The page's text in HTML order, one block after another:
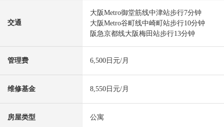
交通
大阪Metro御堂筋线中津站步行7分钟
大阪Metro谷町线中崎町站步行10分钟
阪急京都线大阪梅田站步行13分钟
管理费 6,500日元/月
维修基金 8,550日元/月
房屋类型 公寓